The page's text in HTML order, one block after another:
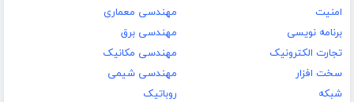
امنیت
برنامه نویسی
تجارت الکترونیک
سخت افزار
شبکه
مهندسی معماری
مهندسی برق
مهندسی مکانیک
مهندسی شیمی
روباتیک